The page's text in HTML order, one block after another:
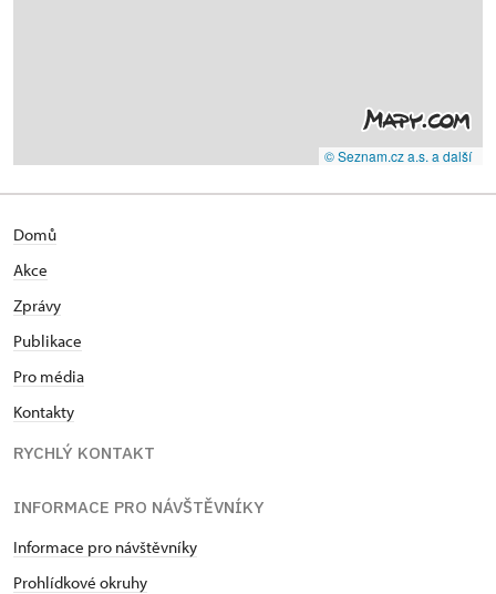
© Seznam.cz a.s. a další
Domů
Akce
Zprávy
Publikace
Pro média
Kontakty
RYCHLÝ KONTAKT
INFORMACE PRO NÁVŠTĚVNÍKY
Informace pro návštěvníky
Prohlídkové okruhy